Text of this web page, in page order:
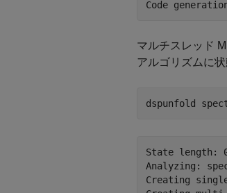
マルチスレッド
アルゴリズムに
dspunfold
State length:
Analyzing:
Creating